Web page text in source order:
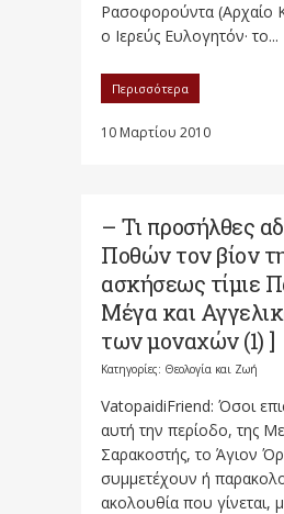
Ρασοφορούντα (Αρχαίο
ο Ιερεύς Ευλογητόν· το...
Περισσότερα
10 Μαρτίου 2010
– Τι προσήλθες
Ποθών τον βίον
ασκήσεως τίμιε
Μέγα και
των μοναχών (1) ]
Κατηγορίες: Θεολογία και Ζωή
VatopaidiFriend: Όσοι
αυτή την περίοδο, της
Σαρακοστής, το Άγιον
συμμετέχουν ή
ακολουθία που γίνεται,